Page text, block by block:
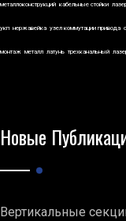
металлоконструкций кабельные стойки
укп нержавейка узел коммутации привода
монтаж металл латунь трехканальный
Новые
Вертикальные